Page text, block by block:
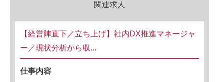
関連求人
【経営陣直下／立ち上げ】社内DX推進マネージャ
ー／現状分析から収...
仕事内容